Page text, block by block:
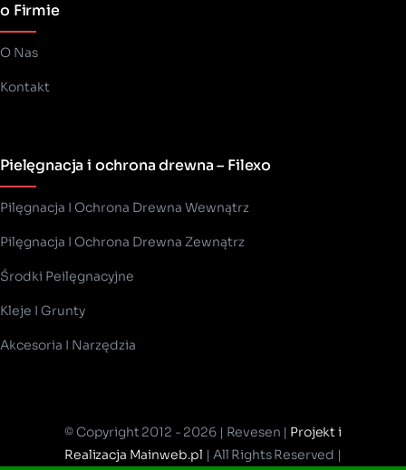
o Firmie
O Nas
Kontakt
Pielęgnacja i ochrona drewna – Filexo
Pilęgnacja I Ochrona Drewna Wewnątrz
Pilęgnacja I Ochrona Drewna Zewnątrz
Środki Peilęgnacyjne
Kleje I Grunty
Akcesoria I Narzędzia
© Copyright 2012 - 2026 | Revesen | Projekt i
Realizacja Mainweb.pl | All Rights Reserved |